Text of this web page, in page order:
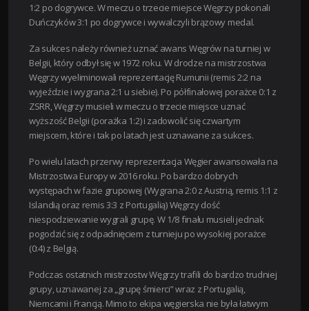
1:2 po dogrywce. W meczu o trzecie miejsce Węgrzy pokonali
Duńczyków 3:1 po dogrywce i wywalczyli brązowy medal.
Za sukces należy również uznać awans Węgrów na turniej w
Belgii, który odbył się w 1972 roku. W drodze na mistrzostwa
Węgrzy wyeliminowali reprezentację Rumunii (remis 2:2 na
wyjeździe i wygrana 2:1 u siebie). Po półfinałowej porażce 0:1 z
ZSRR, Węgrzy musieli w meczu o trzecie miejsce uznać
wyższość Belgii (porażka 1:2) i zadowolić się czwartym
miejscem, które i tak po latach jest uznawane za sukces.
Po wielu latach przerwy reprezentacja Węgier awansowała na
Mistrzostwa Europy w 2016 roku. Po bardzo dobrych
występach w fazie grupowej (Wygrana 2:0 z Austrią, remis 1:1 z
Islandią oraz remis 3:3 z Portugalią) Węgrzy dość
niespodziewanie wygrali grupę. W 1/8 finału musieli jednak
pogodzić się z odpadnięciem z turnieju po wysokiej porażce
(0:4) z Belgią.
Podczas ostatnich mistrzostw Węgrzy trafili do bardzo trudniej
grupy, uznawanej za „grupę śmierci” wraz z Portugalią,
Niemcami i Francją. Mimo to ekipa węgierska nie była łatwym